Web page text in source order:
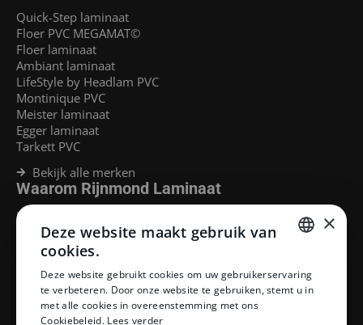
Quick-Step laminaat
Floer PVC MEGAMAT©
Floer laminaat
Ambiant laminaat
LifeStyle by Headlam PVC
Montinique PVC
Meister laminaat
Egger laminaat
Tarkett PVC
Bekijk alle merken
Waarom Rijnmond Laminaat
Legservice
Laminaat Capelle aan den Ijssel
Laminaat voor vloerverwarming
Klantenservice
Betaalmethoden
DUTCH
×
Deze website maakt gebruik van
cookies.
Deze website gebruikt cookies om uw gebruikerservaring
te verbeteren. Door onze website te gebruiken, stemt u in
met alle cookies in overeenstemming met ons
Cookiebeleid. Lees verder